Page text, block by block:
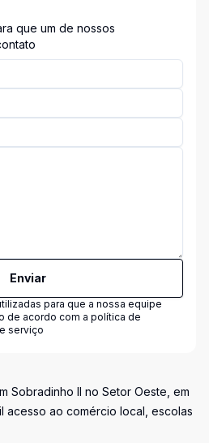
que um de nossos
Enviar
para que a nossa equipe
de acordo com a política de
serviço
Sobradinho II no Setor Oeste, em
acesso ao comércio local, escolas